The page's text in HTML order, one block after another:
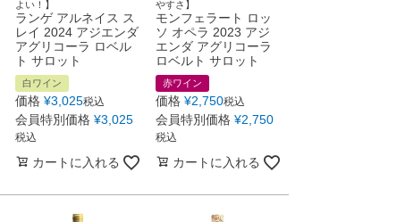
よい！】
ランゲ アルネイス ス
レイ 2024 アジエンダ
アグリコーラ ロベル
ト サロット
白ワイン
価格 ¥3,025税込
会員特別価格 ¥3,025
税込
カートに入れる
やすさ】
モンフェラート ロッ
ソ オペラ 2023 アジ
エンダ アグリコーラ
ロベルト サロット
赤ワイン
価格 ¥2,750税込
会員特別価格 ¥2,750
税込
カートに入れる